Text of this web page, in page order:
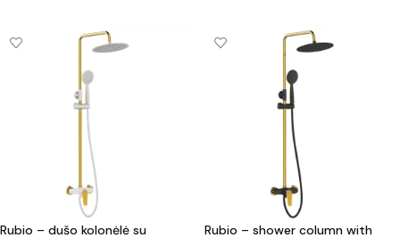
Rubio – dušo kolonėlė su
Rubio – shower column with